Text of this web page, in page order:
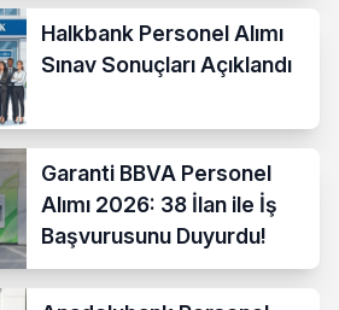
Halkbank Personel Alımı
Sınav Sonuçları Açıklandı
Garanti BBVA Personel
Alımı 2026: 38 İlan ile İş
Başvurusunu Duyurdu!